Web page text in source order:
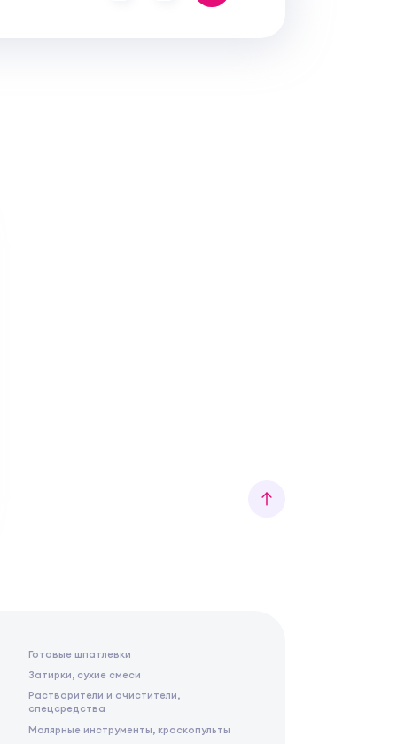
Готовые шпатлевки
Затирки, сухие смеси
Растворители и очистители,
спецсредства
Малярные инструменты, краскопульты